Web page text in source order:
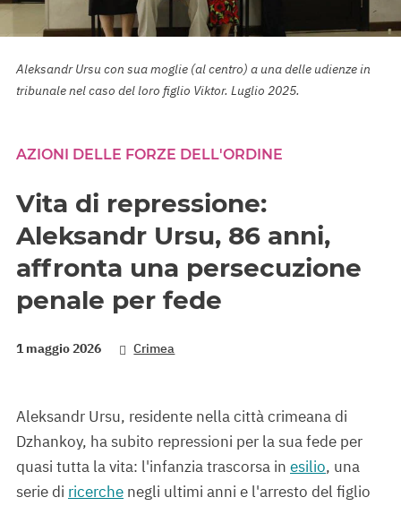
Aleksandr Ursu con sua moglie (al centro) a una delle udienze in
tribunale nel caso del loro figlio Viktor. Luglio 2025.
AZIONI DELLE FORZE DELL'ORDINE
Vita di repressione:
Aleksandr Ursu, 86 anni,
affronta una persecuzione
penale per fede
1 maggio 2026 Crimea
Aleksandr Ursu, residente nella città crimeana di
Dzhankoy, ha subito repressioni per la sua fede per
quasi tutta la vita: l'infanzia trascorsa in esilio, una
serie di ricerche negli ultimi anni e l'arresto del figlio